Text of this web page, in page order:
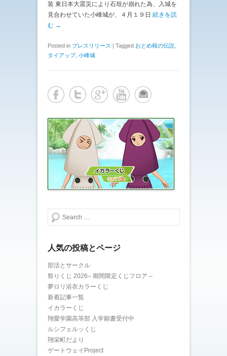
装 東日本大震災により石垣が崩れた為、入城を
見合わせていた小峰城が、４月１９日 続きを読
む →
Posted in プレスリリース | Tagged おとめ桜の伝説
タイアップ, 小峰城
検索する
人気の投稿とページ
部活とサークル
祭りくじ 2026– 期間限定くじフロア –
夢ロリ浴衣カラーくじ
新着記事一覧
イカラーくじ
翔愛学園高等部 入学願書受付中
ルシフェルッくじ
翔栄町だより
ゲートウェイProject